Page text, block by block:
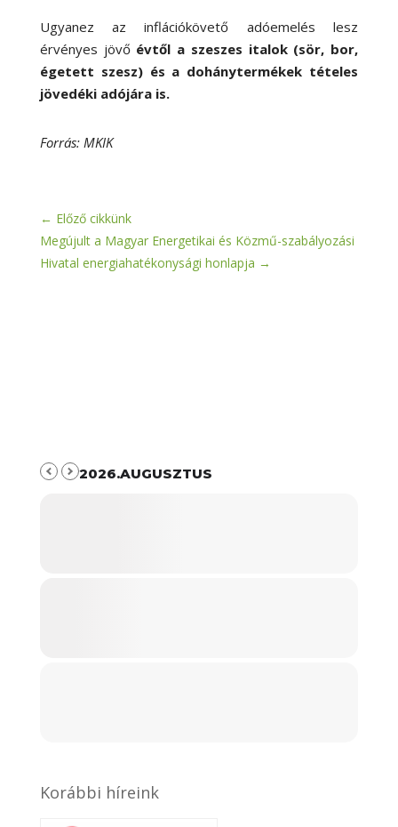
Ugyanez az inflációkövető adóemelés lesz
érvényes jövő évtől a szeszes italok (sör, bor,
égetett szesz) és a dohánytermékek tételes
jövedéki adójára is.
Forrás: MKIK
← Előző cikkünk
Megújult a Magyar Energetikai és Közmű-szabályozási
Hivatal energiahatékonysági honlapja →
2026.AUGUSZTUS
Korábbi híreink